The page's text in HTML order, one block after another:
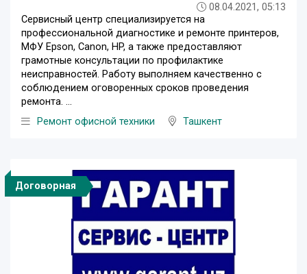
08.04.2021, 05:13
Сервисный центр специализируется на
профессиональной диагностике и ремонте принтеров,
МФУ Epson, Canon, HP, а также предоставляют
грамотные консультации по профилактике
неисправностей. Работу выполняем качественно с
соблюдением оговоренных сроков проведения
ремонта. ...
Ремонт офисной техники
Ташкент
Договорная